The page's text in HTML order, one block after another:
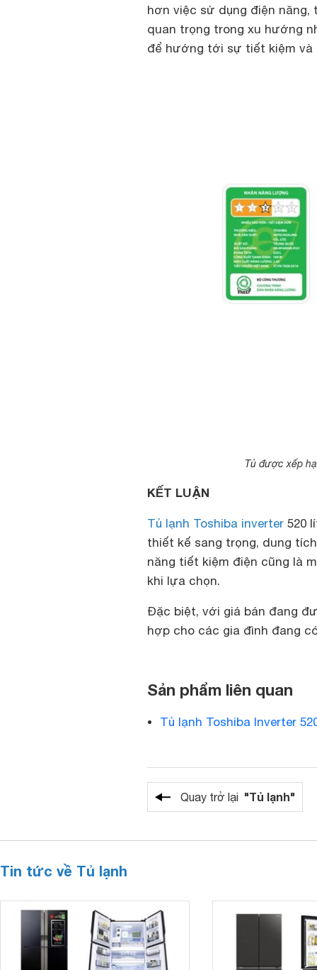
hơn việc sử dụng điện
quan trọng trong xu hướng
để hướng tới sự tiết kiệm và
Tủ được xếp
KẾT LUẬN
Tủ lạnh Toshiba inverter 520
thiết kế sang trọng, dung
năng tiết kiệm điện cũng là
khi lựa chọn.
Đặc biệt, với giá bán đang
hợp cho các gia đình đang
Sản phẩm liên quan
Tủ lạnh Toshiba Inverter
Quay trở lại "Tủ lạnh"
Tin tức về Tủ lạnh